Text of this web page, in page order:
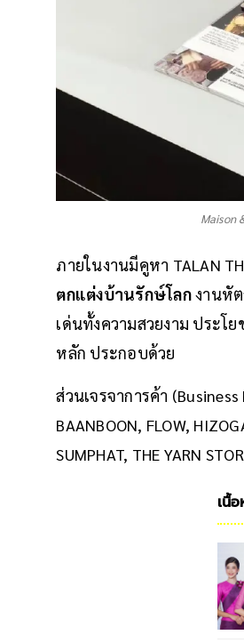
Maison
ภายในงานมีคูหา TALAN
ตกแต่งบ้านรักษ์โลกงานหั
เด่นทั้งความสวยงาม ประโ
หลัก ประกอบด้วย
ส่วนเจรจาการค้า
BAANBOON, FLOW,
SUMPHAT, THE YARN
เนื้